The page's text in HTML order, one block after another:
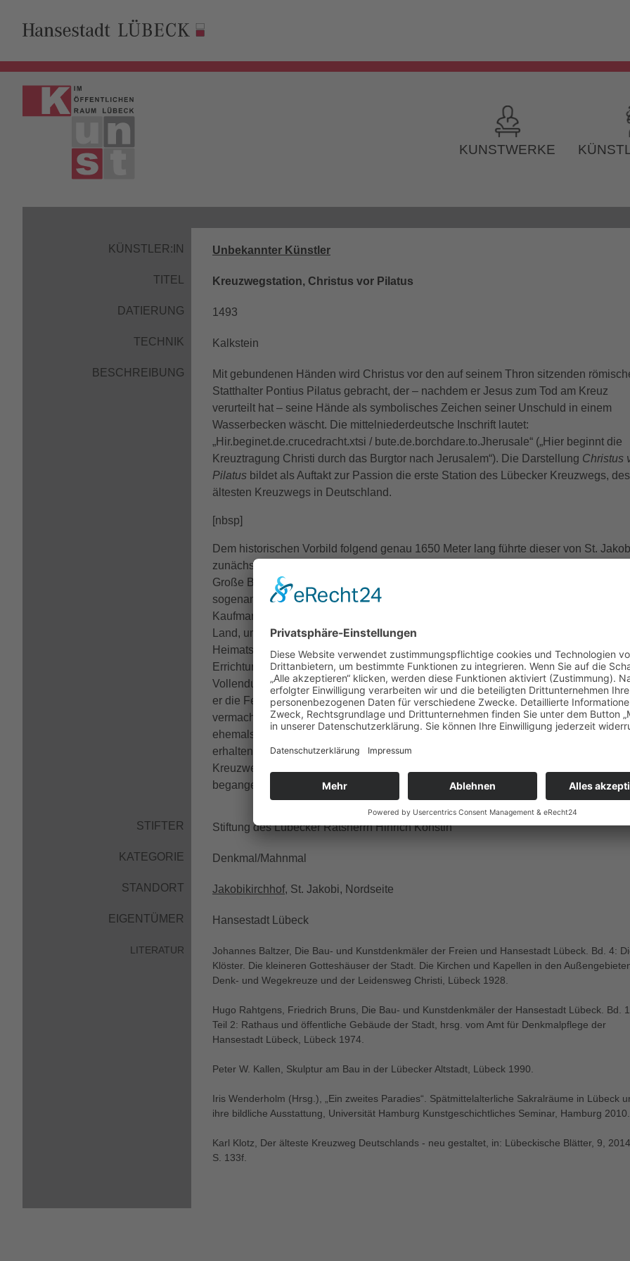
KUNSTWERKE
KÜNSTLER:IN Unbekannter Künstler
TITEL Kreuzwegstation, Christus vor Pilatus
DATIERUNG 1493
TECHNIK Kalkstein
BESCHREIBUNG
Mit gebundenen Händen wird Christus vor den auf seinem Thron sitzenden
Statthalter Pontius Pilatus gebracht, der – nachdem er Jesus zum Tod am Kreuz
verurteilt hat – seine Hände als symbolisches Zeichen seiner Unschuld in einem
Wasserbecken wäscht. Die mittelniederdeutsche Inschrift lautet:
„Hir.beginet.de.crucedracht.xtsi / bute.de.borchdare.to.Jherusale“ („Hier beginnt die
Kreuztragung Christi durch das Burgtor nach Jerusalem“). Die Darstellung Christus
Pilatus bildet als Auftakt zur Passion die erste Station des Lübecker Kreuzwegs, des
ältesten Kreuzwegs in Deutschland.
[nbsp]
Dem historischen Vorbild folgend genau 1650 Meter lang führte dieser von St.
zunächst die Breite Straße entlang zum Kanzleigebäude und wieder zurück durch
Große Burgstraße, das Burgtor und über das Burgfeld zur letzten Station auf dem
sogenannten Jerusalems-Berg. Der Überlieferung nach unternahm der Lübecker
Kaufmann und Ratsherr Hinrich Konstin im Jahr 1468 eine Pilgerreise ins Heilige
Land, um Buße zu tun und Ablass von seinen Sünden zu erlangen. In seine
Heimatstadt Lübeck zurückgekehrt, veranlasste er in Erfüllung eines Gelübdes die
Errichtung des Kreuzwegs als Nachbau der Via Dolorosa in Jerusalem. Dessen
Vollendung im Jahr 1493 erlebte er nicht mehr. Als Konstin 1482 starb,
er die Fertigstellung des Kreuzwegs jedoch, indem er der Stadt sein Vermögen
vermachte. Im Zuge der Reformation verlor der Kreuzweg an Bedeutung. Von den
ehemals sieben Stationen sind heute nur noch die erste und die letzte Station
erhalten, die übrigen wurden im 17. und 18. Jahrhundert zerstört. Seit 1994 wird der
Kreuzweg am Karfreitag von Protestanten und Katholiken gemeinsam wieder neu
begangen.
STIFTER Stiftung des Lübecker Ratsherrn Hinrich Konstin
KATEGORIE Denkmal/Mahnmal
STANDORT Jakobikirchhof, St. Jakobi, Nordseite
EIGENTÜMER Hansestadt Lübeck
LITERATUR
Johannes Baltzer, Die Bau- und Kunstdenkmäler der Freien und Hansestadt Lübeck. Bd. 4:
Klöster. Die kleineren Gotteshäuser der Stadt. Die Kirchen und Kapellen in den
Denk- und Wegekreuze und der Leidensweg Christi, Lübeck 1928.
Hugo Rahtgens, Friedrich Bruns, Die Bau- und Kunstdenkmäler der Hansestadt Lübeck. Bd.
Teil 2: Rathaus und öffentliche Gebäude der Stadt, hrsg. vom Amt für Denkmalpflege der
Hansestadt Lübeck, Lübeck 1974.
Peter W. Kallen, Skulptur am Bau in der Lübecker Altstadt, Lübeck 1990.
Iris Wenderholm (Hrsg.), „Ein zweites Paradies“. Spätmittelalterliche Sakralräume in Lübeck
ihre bildliche Ausstattung, Universität Hamburg Kunstgeschichtliches Seminar, Hamburg 2010.
Karl Klotz, Der älteste Kreuzweg Deutschlands - neu gestaltet, in: Lübeckische Blätter, 9,
S. 133f.